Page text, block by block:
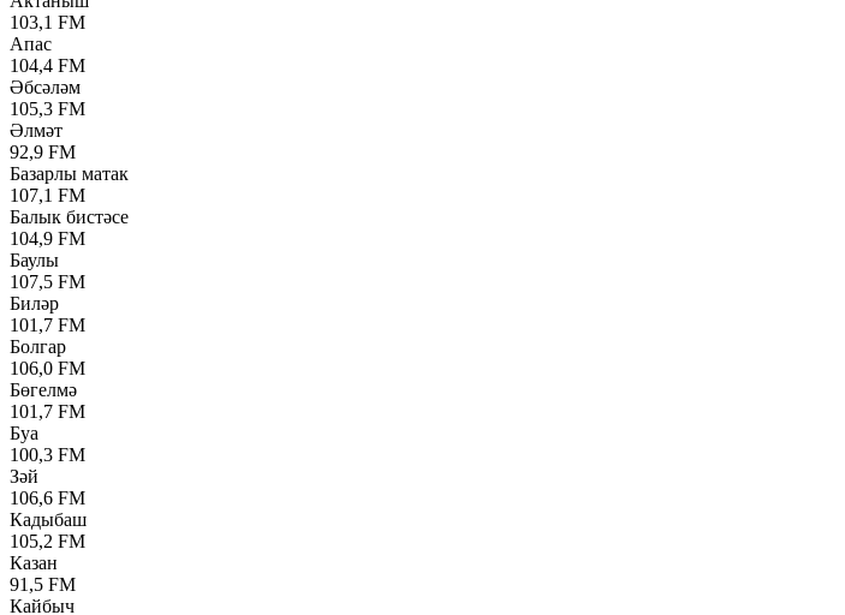
103,1 FM
Апас
104,4 FM
Әбсәләм
105,3 FM
Әлмәт
92,9 FM
Базарлы матак
107,1 FM
Балык бистәсе
104,9 FM
Баулы
107,5 FM
Биләр
101,7 FM
Болгар
106,0 FM
Бөгелмә
101,7 FM
Буа
100,3 FM
Зәй
106,6 FM
Кадыбаш
105,2 FM
Казан
91,5 FM
Кайбыч